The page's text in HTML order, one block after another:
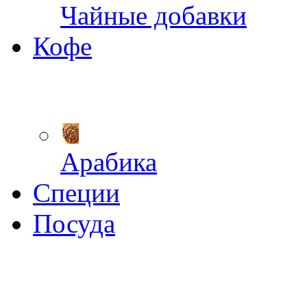
Чайные добавки
Кофе
Арабика
Специи
Посуда